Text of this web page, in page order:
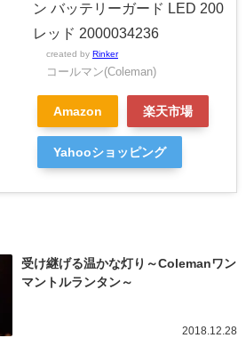
ン バッテリーガード LED 200
レッド 2000034236
created by Rinker
コールマン(Coleman)
Amazon 楽天市場
Yahooショッピング
受け継げる温かな灯り～Colemanワン
マントルランタン～
2018.12.28